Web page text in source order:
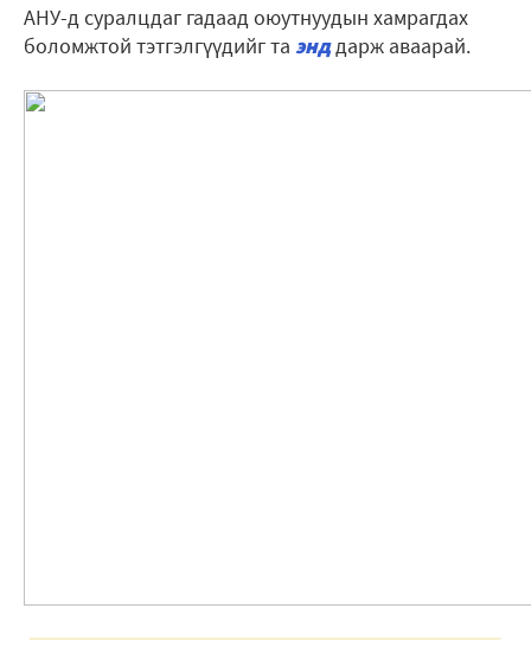
АНУ-д суралцдаг гадаад оюутнуудын хамрагдах
боломжтой тэтгэлгүүдийг та энддарж аваарай.